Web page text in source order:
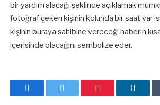
bir yardım alacağı şeklinde açıklamak
fotoğraf çeken kişinin kolunda bir saat var
kişinin buraya sahibine vereceği haberin
içerisinde olacağını sembolize eder.
FacebookTwitter Pinterest